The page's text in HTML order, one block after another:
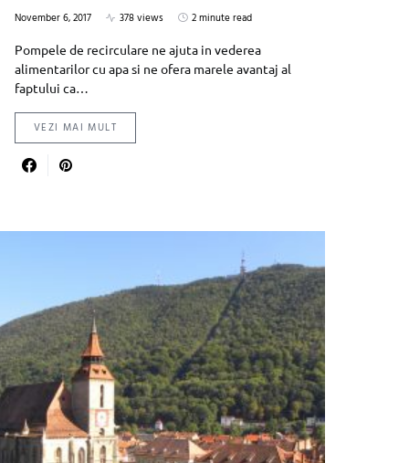
November 6, 2017 378 views
2 minute read
Pompele de recirculare ne ajuta in vederea
alimentarilor cu apa si ne ofera marele avantaj al
faptului ca…
VEZI MAI MULT